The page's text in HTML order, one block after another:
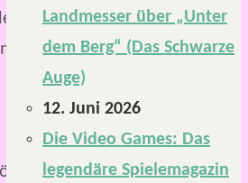
Landmesser über „Unter
dem Berg“ (Das Schwarze
Auge)
12. Juni 2026
Die Video Games: Das
legendäre Spielemagazin